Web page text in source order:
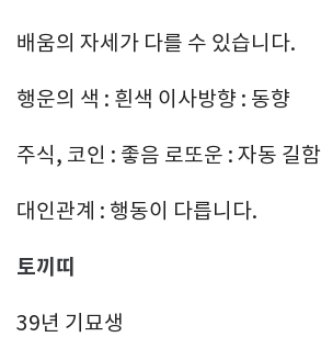
배움의 자세가 다를 수 있습니다.
행운의 색 : 흰색 이사방향 : 동향
주식, 코인 : 좋음 로또운 : 자동 길함
대인관계 : 행동이 다릅니다.
토끼띠
39년 기묘생